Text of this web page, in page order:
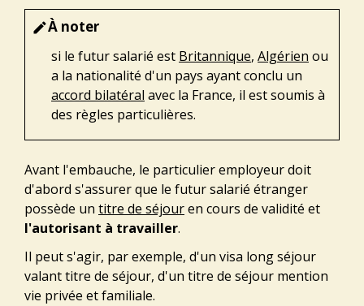
editÀ noter
si le futur salarié est Britannique, Algérien ou
a la nationalité d'un pays ayant conclu un
accord bilatéral avec la France, il est soumis à
des règles particulières.
Avant l'embauche, le particulier employeur doit
d'abord s'assurer que le futur salarié étranger
possède un titre de séjouren cours de validité et
l'autorisant à travailler.
Il peut s'agir, par exemple, d'un visa long séjour
valant titre de séjour, d'un titre de séjour mention
vie privée et familiale.